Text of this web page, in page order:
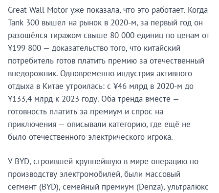
Great Wall Motor уже показала, что это работает. Когда
Tank 300 вышел на рынок в 2020-м, за первый год он
разошёлся тиражом свыше 80 000 единиц по ценам от
¥199 800 — доказательство того, что китайский
потребитель готов платить премию за отечественный
внедорожник. Одновременно индустрия активного
отдыха в Китае утроилась: с ¥46 млрд в 2020-м до
¥133,4 млрд к 2023 году. Оба тренда вместе —
готовность платить за премиум и спрос на
приключения — описывали категорию, где ещё не
было отечественного электрического игрока.
У BYD, строившей крупнейшую в мире операцию по
производству электромобилей, были массовый
сегмент (BYD), семейный премиум (Denza), ультралюкс